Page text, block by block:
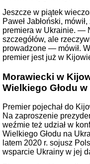
Jeszcze w piątek
Paweł Jabłoński,
premiera w Ukrainie. —
szczegółów, ale
prowadzone — mówił.
premier jest już w
Morawiecki w
Wielkiego Głodu
Premier pojechał do
Na zaproszenie
weźmie też udział w
Wielkiego Głodu na
latem 2020 r. sojusz
wsparcie Ukrainy w jej